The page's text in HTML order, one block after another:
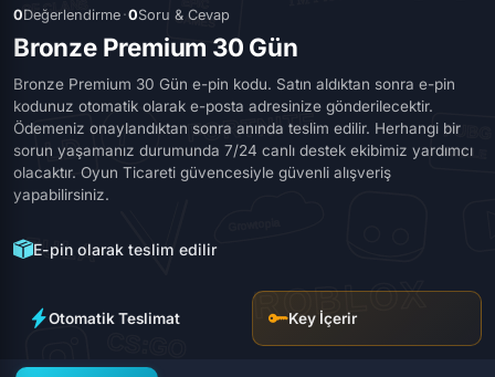
0Değerlendirme ·0Soru & Cevap
Bronze Premium 30 Gün
Bronze Premium 30 Gün e-pin kodu. Satın aldıktan sonra e-pin
kodunuz otomatik olarak e-posta adresinize gönderilecektir.
Ödemeniz onaylandıktan sonra anında teslim edilir. Herhangi bir
sorun yaşamanız durumunda 7/24 canlı destek ekibimiz yardımcı
olacaktır. Oyun Ticareti güvencesiyle güvenli alışveriş
yapabilirsiniz.
E-pin olarak teslim edilir
Otomatik Teslimat Key İçerir